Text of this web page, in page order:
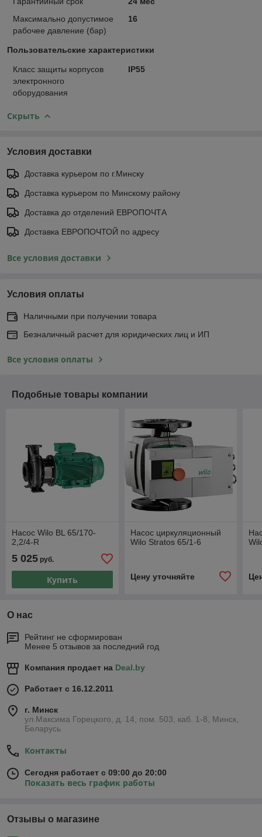
Максимально допустимое
рабочее давление (бар)
16
Пользовательские характеристики
Класс защиты корпусов
электронного
оборудования
IP55
Скрыть
Условия доставки
Доставка курьером по г.Минску
Доставка курьером по Минскому району
Доставка до отделений ЕВРОПОЧТА
Доставка ЕВРОПОЧТОЙ по адресу
Все условия доставки
Условия оплаты
Наличными при получении товара
Безналичный расчет для юридических лиц и ИП
Все условия оплаты
Подобные товары компании
Насос Wilo BL 65/170-
2,2/4-R
5 025 руб.
Купить
Насос циркуляционный
Wilo Stratos 65/1-6
Цену уточняйте
О нас
Рейтинг не сформирован
Менее 5 отзывов за последний год
Компания продает на Deal.by
Работает с 16.12.2011
г. Минск
ул.Максима Горецкого, д. 14, пом. 503, каб. 1-8, Минск,
Беларусь
Контакты
Сегодня работает с 09:00 до 20:00
Показать весь график работы
Отзывы о магазине